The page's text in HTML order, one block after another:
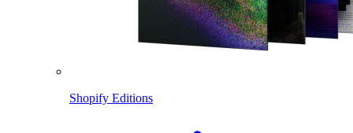
Shopify Editions